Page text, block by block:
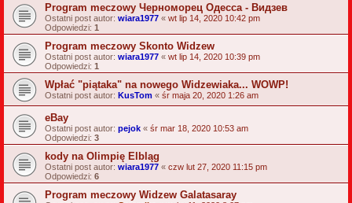
Program meczowy Черноморец Одесса - Видзев
Ostatni post autor: wiara1977 « wt lip 14, 2020 10:42 pm
Odpowiedzi: 1
Program meczowy Skonto Widzew
Ostatni post autor: wiara1977 « wt lip 14, 2020 10:39 pm
Odpowiedzi: 1
Wpłać "piątaka" na nowego Widzewiaka... WOWP!
Ostatni post autor: KusTom « śr maja 20, 2020 1:26 am
eBay
Ostatni post autor: pejok « śr mar 18, 2020 10:53 am
Odpowiedzi: 3
kody na Olimpię Elbląg
Ostatni post autor: wiara1977 « czw lut 27, 2020 11:15 pm
Odpowiedzi: 6
Program meczowy Widzew Galatasaray